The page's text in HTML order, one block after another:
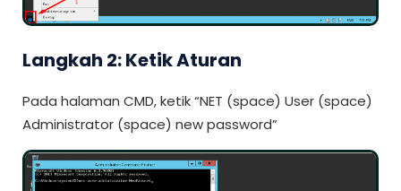
Langkah 2: Ketik Aturan
Pada halaman CMD, ketik “NET (space) User (space)
Administrator (space) new password”